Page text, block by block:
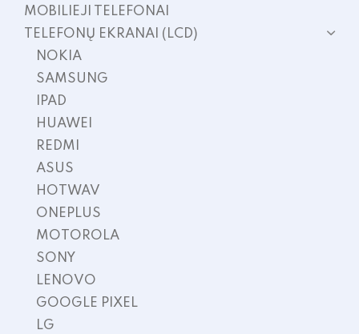
MOBILIEJI TELEFONAI
TELEFONŲ EKRANAI (LCD)
NOKIA
SAMSUNG
IPAD
HUAWEI
REDMI
ASUS
HOTWAV
ONEPLUS
MOTOROLA
SONY
LENOVO
GOOGLE PIXEL
LG